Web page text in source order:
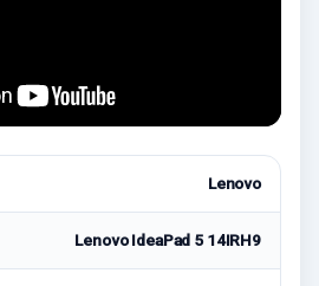
Lenovo
Lenovo IdeaPad 5 14IRH9